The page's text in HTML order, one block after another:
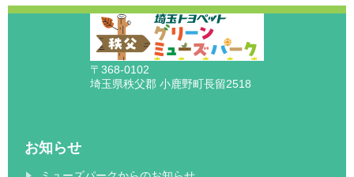
〒368-0102
埼玉県秩父郡 小鹿野町長留2518
お知らせ